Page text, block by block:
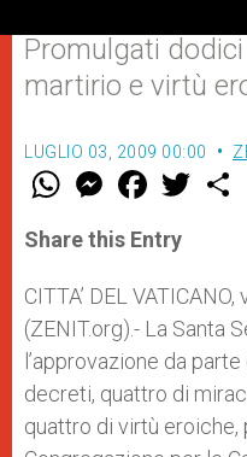
Promulgati
martirio e virtù
LUGLIO 03, 2009 00:00
W
t
s
p
p
M
e
s
e
g
e
r
F
a
e
b
o
k
w
r
Share this Entry
CITTA’ DEL
(ZENIT.org).- La Santa
l’approvazione da
decreti, quattro di
quattro di virtù eroiche,